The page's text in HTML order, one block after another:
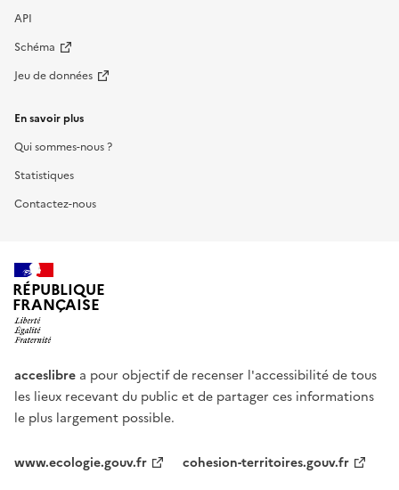
API
Schéma
Jeu de données
En savoir plus
Qui sommes-nous ?
Statistiques
Contactez-nous
RÉPUBLIQUE
FRANÇAISE
acceslibre a pour objectif de recenser l'accessibilité de tous
les lieux recevant du public et de partager ces informations
le plus largement possible.
www.ecologie.gouv.fr
cohesion-territoires.gouv.fr